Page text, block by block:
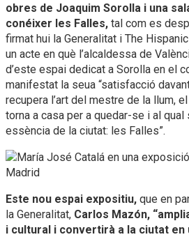
obres de Joaquim Sorolla i una
conéixer les Falles, tal com es
firmat hui la Generalitat i The
un acte en què l’alcaldessa de
d’este espai dedicat a Sorolla en el
manifestat la seua “satisfacció
recupera l’art del mestre de la llum,
torna a casa per a quedar-se i al qual
essència de la ciutat: les Falles”.
Este nou espai expositiu, que en
la Generalitat, Carlos Mazón,
i cultural i convertirà a la ciutat